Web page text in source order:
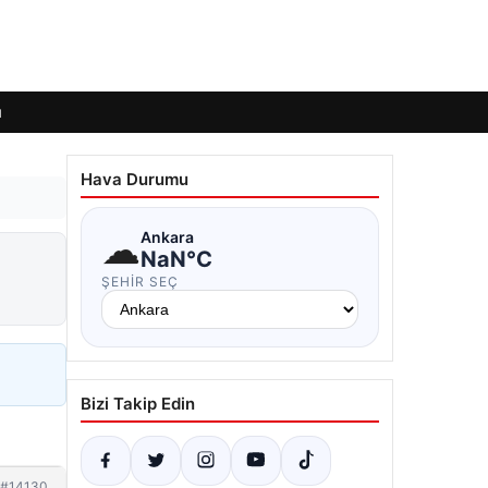
Hava Durumu
☁Ankara
NaN°C
ŞEHIR SEÇ
Bizi Takip Edin